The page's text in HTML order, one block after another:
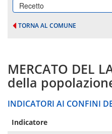
Recetto
TORNA AL COMUNE
MERCATO DEL
della
INDICATORI AI CONFINI
Indicatore